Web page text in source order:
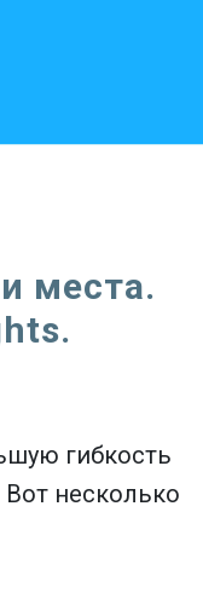
места.
гибкость
несколько